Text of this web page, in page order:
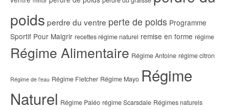
poids perdre du ventre perte de poids Programme
Sportif Pour Maigrir recettes régime naturel remise en forme régime
Régime Alimentaire Régime Antoine régime citron
Régime de l’eau Régime Fletcher Régime Mayo Régime
Naturel Régime Paléo régime Scarsdale Régimes naturels